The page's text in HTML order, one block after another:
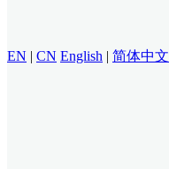
EN | CN English | 简体中文